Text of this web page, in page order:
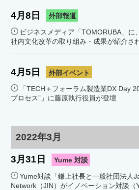
4月8日 外部報道
ビジネスメディア「TOMORUBA」に
社内文化改革の取り組み・成果が紹介さ
4月5日 外部イベント
「TECH＋フォーラム製造業DX Day
プロセス”」に藤原執行役員が登壇
2022年3月
3月31日 Yume 対談
Yume対談「鎌上社長と一般社団法人
Network（JIN）がイノベーション対談（